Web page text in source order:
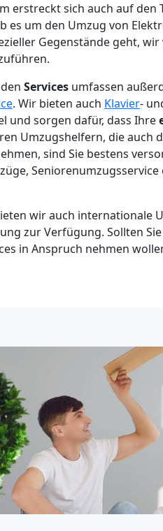
erstreckt sich auch auf
es um den Umzug von
Gegenstände geht,
Services umfassen
. Wir bieten auch Klavier-
und sorgen dafür, dass Ihre
Umzugshelfern, die auch
sind Sie bestens
wir auch internationale
zur Verfügung. Sollten Sie
in Anspruch nehmen